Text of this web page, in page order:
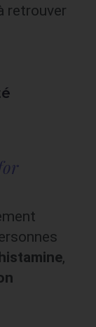
retrouver
,